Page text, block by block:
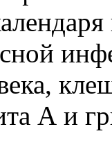
А и